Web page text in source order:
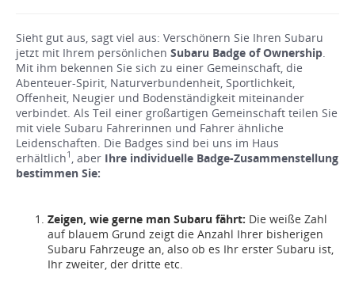
Sieht gut aus, sagt viel aus: Verschönern Sie Ihren Subaru
jetzt mit Ihrem persönlichen Subaru Badge of Ownership
Mit ihm bekennen Sie sich zu einer Gemeinschaft, die
Abenteuer-Spirit, Naturverbundenheit, Sportlichkeit,
Offenheit, Neugier und Bodenständigkeit miteinander
verbindet. Als Teil einer großartigen Gemeinschaft teilen Sie
mit viele Subaru Fahrerinnen und Fahrer ähnliche
Leidenschaften. Die Badges sind bei uns im Haus
erhältlich1 , aber Ihre individuelle Badge-Zusammenstellung
bestimmen Sie:
Zeigen, wie gerne man Subaru fährt: Die weiße Zahl
auf blauem Grund zeigt die Anzahl Ihrer bisherigen
Subaru Fahrzeuge an, also ob es Ihr erster Subaru ist,
Ihr zweiter, der dritte etc.